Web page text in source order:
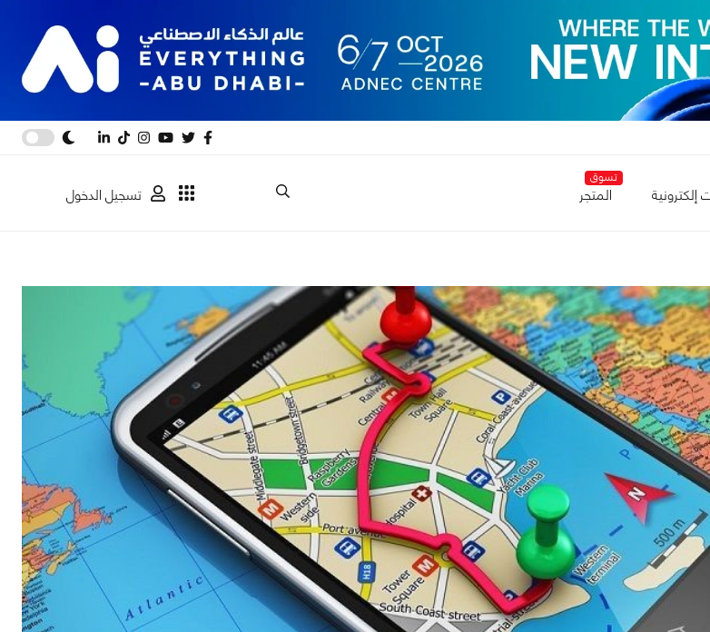
إلكترونية
تسوق
المتجر تسجيل الدخول